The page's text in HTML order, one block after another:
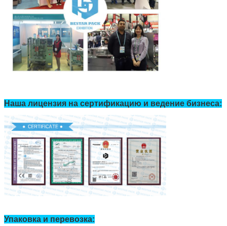
Наша лицензия на сертификацию и ведение бизнеса:
Упаковка и перевозка: